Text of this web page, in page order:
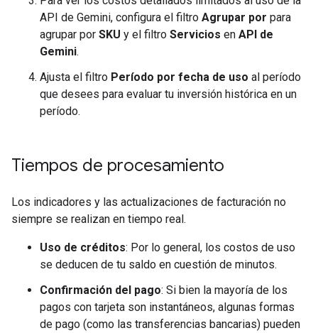
API de Gemini, configura el filtro Agrupar por para
agrupar por SKU y el filtro Servicios en API de
Gemini.
Ajusta el filtro Período por fecha de uso al período
que desees para evaluar tu inversión histórica en un
período.
Tiempos de procesamiento
Los indicadores y las actualizaciones de facturación no
siempre se realizan en tiempo real.
Uso de créditos: Por lo general, los costos de uso
se deducen de tu saldo en cuestión de minutos.
Confirmación del pago: Si bien la mayoría de los
pagos con tarjeta son instantáneos, algunas formas
de pago (como las transferencias bancarias) pueden